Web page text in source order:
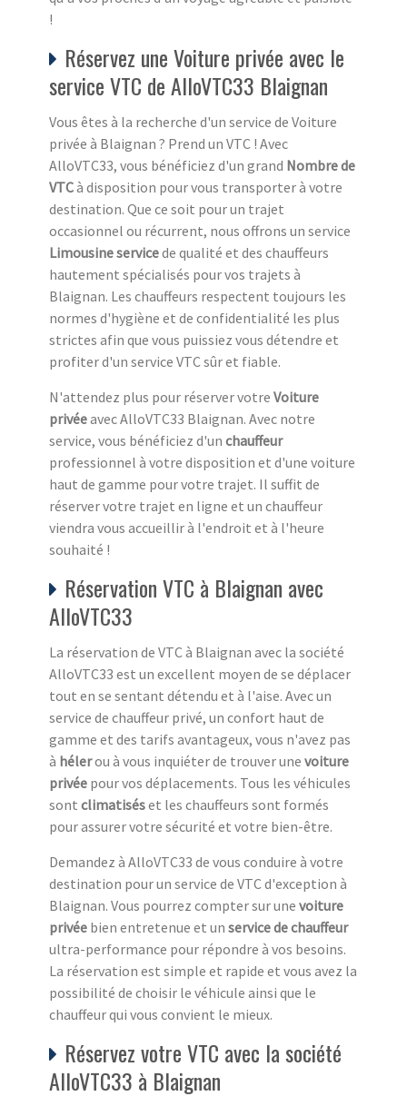
!
Réservez une Voiture privée avec le
service VTC de AlloVTC33 Blaignan
Vous êtes à la recherche d'un service de Voiture
privée à Blaignan ? Prend un VTC ! Avec
AlloVTC33, vous bénéficiez d'un grand Nombre de
VTCà disposition pour vous transporter à votre
destination. Que ce soit pour un trajet
occasionnel ou récurrent, nous offrons un service
Limousine servicede qualité et des chauffeurs
hautement spécialisés pour vos trajets à
Blaignan. Les chauffeurs respectent toujours les
normes d'hygiène et de confidentialité les plus
strictes afin que vous puissiez vous détendre et
profiter d'un service VTC sûr et fiable.
N'attendez plus pour réserver votre Voiture
privéeavec AlloVTC33 Blaignan. Avec notre
service, vous bénéficiez d'un chauffeur
professionnel à votre disposition et d'une voiture
haut de gamme pour votre trajet. Il suffit de
réserver votre trajet en ligne et un chauffeur
viendra vous accueillir à l'endroit et à l'heure
souhaité !
Réservation VTC à Blaignan avec
AlloVTC33
La réservation de VTC à Blaignan avec la société
AlloVTC33 est un excellent moyen de se déplacer
tout en se sentant détendu et à l'aise. Avec un
service de chauffeur privé, un confort haut de
gamme et des tarifs avantageux, vous n'avez pas
à hélerou à vous inquiéter de trouver une voiture
privée pour vos déplacements. Tous les véhicules
sont climatiséset les chauffeurs sont formés
pour assurer votre sécurité et votre bien-être.
Demandez à AlloVTC33 de vous conduire à votre
destination pour un service de VTC d'exception à
Blaignan. Vous pourrez compter sur une voiture
privée bien entretenue et un service de chauffeur
ultra-performance pour répondre à vos besoins.
La réservation est simple et rapide et vous avez la
possibilité de choisir le véhicule ainsi que le
chauffeur qui vous convient le mieux.
Réservez votre VTC avec la société
AlloVTC33 à Blaignan